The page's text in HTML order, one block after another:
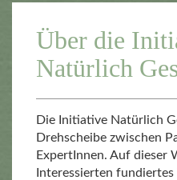
Über die
Natürlich
Die Initiative Natürlich
Drehscheibe zwischen
ExpertInnen. Auf dieser
Interessierten